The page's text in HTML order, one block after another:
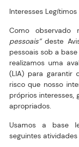
Interesses Legítimos
Como observado
pessoais”deste
pessoais sob a
realizamos uma
(LIA) para garantir
risco que nosso
próprios interesses,
apropriados.
Usamos a base
seguintes